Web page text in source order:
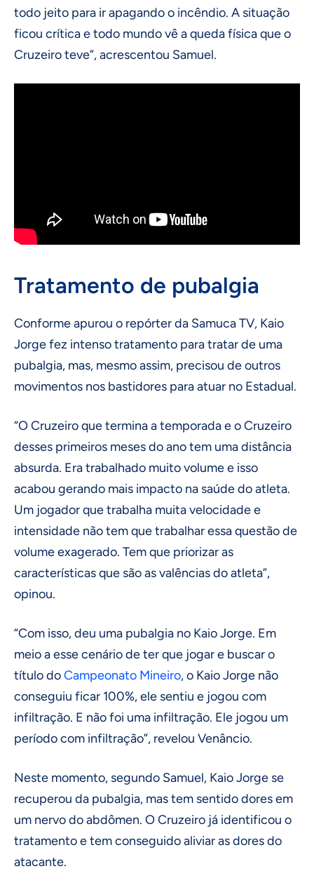
todo jeito para ir apagando o incêndio. A situação
ficou crítica e todo mundo vê a queda física que o
Cruzeiro teve”, acrescentou Samuel.
Tratamento de pubalgia
Conforme apurou o repórter da Samuca TV, Kaio
Jorge fez intenso tratamento para tratar de uma
pubalgia, mas, mesmo assim, precisou de outros
movimentos nos bastidores para atuar no Estadual.
“O Cruzeiro que termina a temporada e o Cruzeiro
desses primeiros meses do ano tem uma distância
absurda. Era trabalhado muito volume e isso
acabou gerando mais impacto na saúde do atleta.
Um jogador que trabalha muita velocidade e
intensidade não tem que trabalhar essa questão de
volume exagerado. Tem que priorizar as
características que são as valências do atleta”,
opinou.
“Com isso, deu uma pubalgia no Kaio Jorge. Em
meio a esse cenário de ter que jogar e buscar o
título doCampeonato Mineiro, o Kaio Jorge não
conseguiu ficar 100%, ele sentiu e jogou com
infiltração. E não foi uma infiltração. Ele jogou um
período com infiltração”, revelou Venâncio.
Neste momento, segundo Samuel, Kaio Jorge se
recuperou da pubalgia, mas tem sentido dores em
um nervo do abdômen. O Cruzeiro já identificou o
tratamento e tem conseguido aliviar as dores do
atacante.